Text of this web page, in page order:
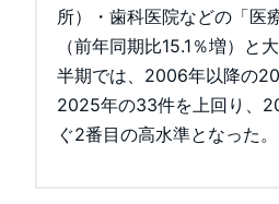
所）・歯科医院などの「医
（前年同期比15.1％増）と
半期では、2006年以降の
2025年の33件を上回り、
ぐ2番目の高水準となった。